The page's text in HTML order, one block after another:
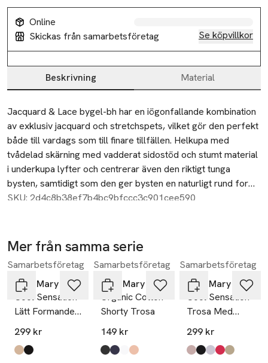
Online
Skickas från samarbetsföretag
Se köpvillkor
Beskrivning Material
Beskrivning
Jacquard & Lace bygel-bh har en iögonfallande kombination
av exklusiv jacquard och stretchspets, vilket gör den perfekt
både till vardags som till finare tillfällen. Helkupa med
tvådelad skärning med vadderat sidostöd och stumt material
i underkupa lyfter och centrerar även den riktigt tunga
bysten, samtidigt som den ger bysten en naturligt rund form
utan att öka dess volym. Ergo Front ™, upphöjd nederkant
komfortaxelband. Elastisk u-formad rygg med justerbar hak-
& hyskknäppning.
SKU: 2d4c8b38ef7b4bc9bfccc3c901cee590
Mer från samma serie
Hoppa över bildspelet
Samarbetsföretag
Miss Mary of Sweden
Cool Sensation
Lätt Formande
Trosa Med
299 kr
Produkten finns i färgerna:
beige
svart
Samarbetsföretag
Miss Mary of Sweden
Organic Cotton
Shorty Trosa
149 kr
Produkten finns i färgerna:
svart
mörkblå,
vit,
beige
Samarbetsföretag
Miss Mary of Sweden
Cool Sensation
Trosa Med
Långa Ben
299 kr
Produkten finns i
taupe,
svart,
vit,
korall,
beige,